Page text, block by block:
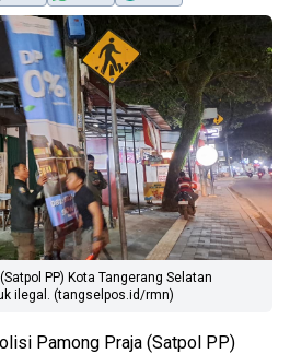
PP) Kota Tangerang Selatan
ilegal. (tangselpos.id/rmn)
Pamong Praja (Satpol PP)